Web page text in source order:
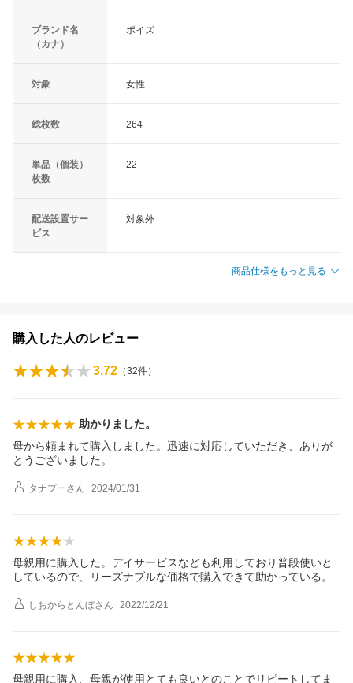
ブランド名
（カナ）
ポイズ
対象 女性
総枚数 264
単品（個装）
枚数
22
配送設置サー
ビス
対象外
商品仕様をもっと見る
購入した人のレビュー
3.72 （32件）
助かりました。
母から頼まれて購入しました。迅速に対応していただき、ありが
とうございました。
タナプーさん 2024/01/31
母親用に購入した。デイサービスなども利用しており普段使いと
しているので、リーズナブルな価格で購入できて助かっている。
しおからとんぼさん 2022/12/21
母親用に購入、母親が使用とても良いとのことでリピートしてま